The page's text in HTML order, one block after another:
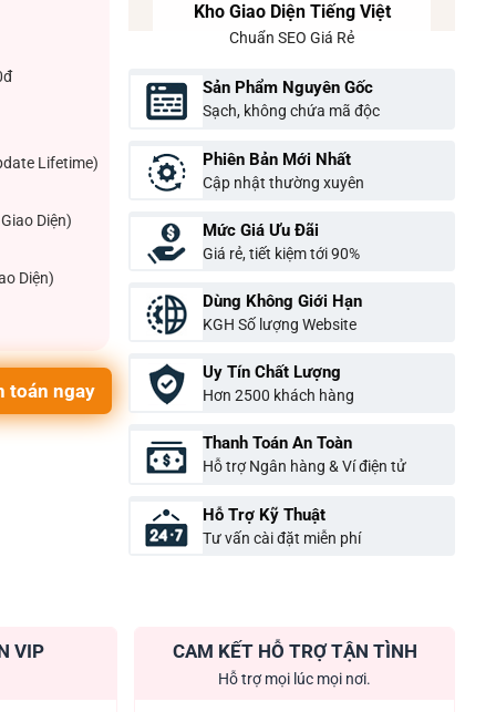
Lifetime)
Diện)
Diện)
toán ngay
Kho Giao Diện Tiếng Việt
Chuẩn SEO Giá Rẻ
Sản Phẩm Nguyên Gốc
Sạch, không chứa mã độc
Phiên Bản Mới Nhất
Cập nhật thường xuyên
Mức Giá Ưu Đãi
Giá rẻ, tiết kiệm tới 90%
Dùng Không Giới Hạn
KGH Số lượng Website
Uy Tín Chất Lượng
Hơn 2500 khách hàng
Thanh Toán An Toàn
Hỗ trợ Ngân hàng & Ví điện tử
Hỗ Trợ Kỹ Thuật
Tư vấn cài đặt miễn phí
VIP CAM KẾT HỖ TRỢ TẬN TÌNH
Hỗ trợ mọi lúc mọi nơi.